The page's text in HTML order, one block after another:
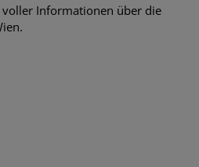
Informationen über die